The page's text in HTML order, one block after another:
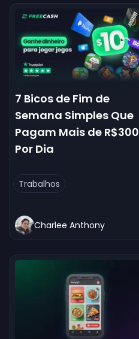
7 Bicos de Fim de
Semana Simples Que
Pagam Mais de R$300
Por Dia
Trabalhos
Charlee Anthony